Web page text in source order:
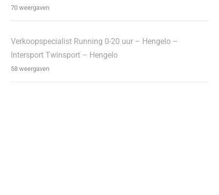
70 weergaven
Verkoopspecialist Running 0-20 uur – Hengelo –
Intersport Twinsport – Hengelo
58 weergaven